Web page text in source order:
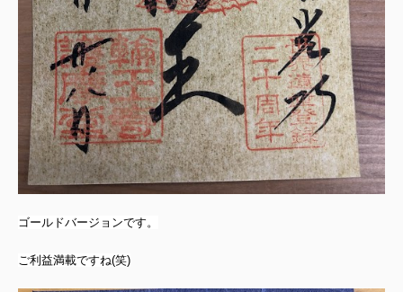
ゴールドバージョンです。
ご利益満載ですね(笑)